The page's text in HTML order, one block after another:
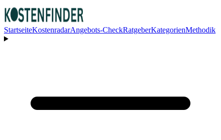
StartseiteKostenradarAngebots-CheckRatgeberKategorienMethodik